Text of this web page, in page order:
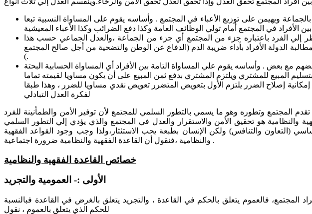
ويهيمن على توزيع الأعباء في المجتمع . وأساسه يقوم على المساواة النسبية تبعا
إلي الفرد باعتباره جزء من المجتمع أي جزء من الجماعة ،والعدل الجماعي حسب هذا
الدولة الأفراد بأداء ضريبة الدم (الدفاع عن الوطن والتضحية من أجل صالح المجتمع
).
مع بعض . وأساسه يقوم علي المساواة التامة بين الأفراد أي المساواة الحسابية البحتة
إصلاح الضرر يلتزم الأول بتعويض المتضرر تعويض نقدي مساويا للضرر ، وهذا طبقا
لفكرة العدل التبادلي
المجتمع وتطوره وهو ما يسمي بالتطور السلمي للمجتمع لأن توفير الأمن والطمأنينة للفرد
والنظامية هو تحقيق الأمن والاستقرار والعدل في المجتمع والذي يؤدي إلي التطور السلمي
(التعاون والتنافس) ولكن الإنسان بطبعة يحب الاستئثار،ولذا وجب وجود القواعد الفقهية
والنظامية ،فنقول أن القاعدة الفقهية والنظامية ضرورة اجتماعية .
خصائص القاعدة الفقهية والنظامية
الأولى :- العمومية والتجريد
المجتمع، فالعموم يتعلق بالحكم في القاعدة ، والتجريد يتعلق بالغرض في القاعدة فبالنسبة
للحكم الذي يتعلق بالعموم ، نقول